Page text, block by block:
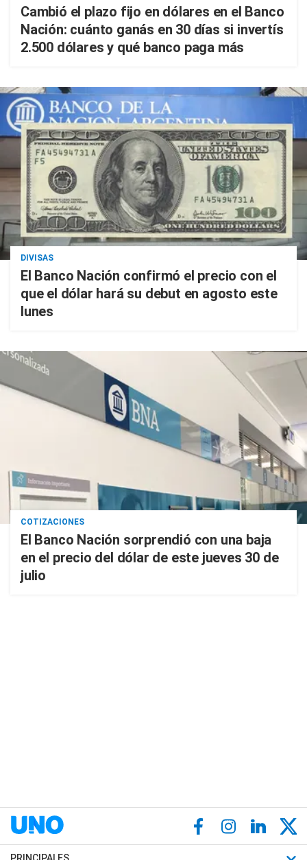
Cambió el plazo fijo en dólares en el Banco
Nación: cuánto ganás en 30 días si invertís
2.500 dólares y qué banco paga más
DIVISAS
El Banco Nación confirmó el precio con el
que el dólar hará su debut en agosto este
lunes
COTIZACIONES
El Banco Nación sorprendió con una baja
en el precio del dólar de este jueves 30 de
julio